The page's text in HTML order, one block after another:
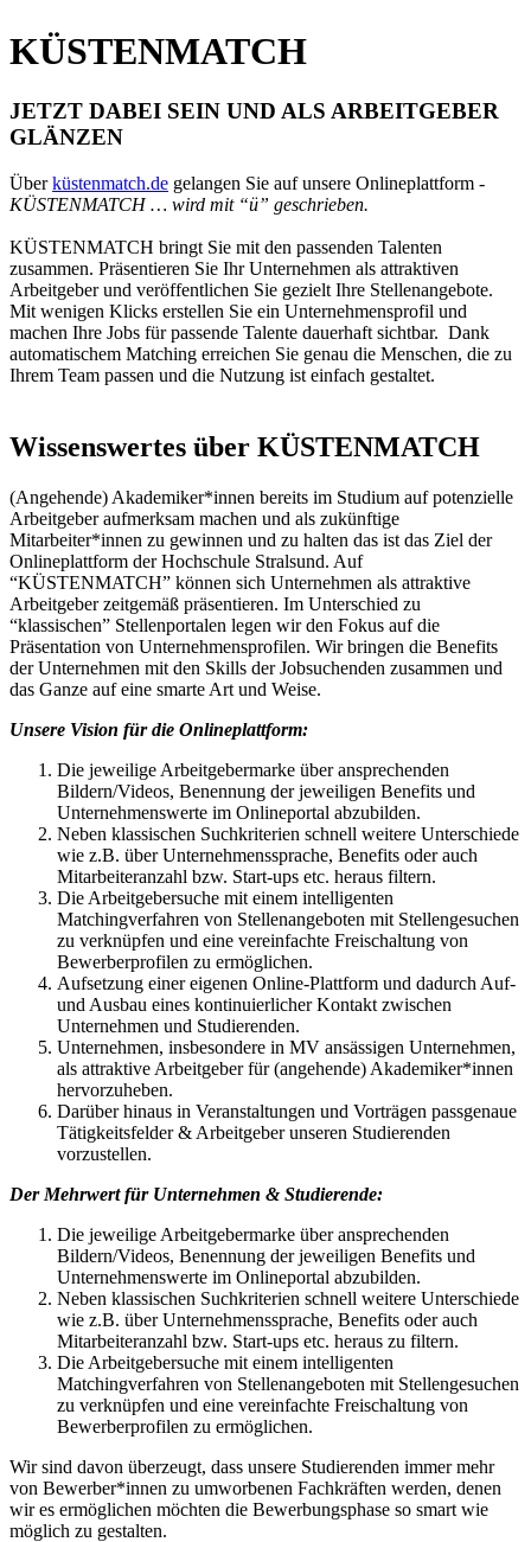
KÜS­TEN­MATCH
JETZT DABEI SEIN UND ALS AR­BEIT­GE­BER
GLÄN­ZEN
Überküstenmatch.de gelangen Sie auf unsere Onlineplattform -
KÜSTENMATCH … wird mit “ü” geschrieben.
KÜSTENMATCH bringt Sie mit den passenden Talenten
zusammen. Präsentieren Sie Ihr Unternehmen als attraktiven
Arbeitgeber und veröffentlichen Sie gezielt Ihre Stellenangebote.
Mit wenigen Klicks erstellen Sie ein Unternehmensprofil und
machen Ihre Jobs für passende Talente dauerhaft sichtbar. Dank
automatischem Matching erreichen Sie genau die Menschen, die zu
Ihrem Team passen und die Nutzung ist einfach gestaltet.
Wis­sens­wer­tes über KÜS­TEN­MATCH
(Angehende) Akademiker*innen bereits im Studium auf potenzielle
Arbeitgeber aufmerksam machen und als zukünftige
Mitarbeiter*innen zu gewinnen und zu halten das ist das Ziel der
Onlineplattform der Hochschule Stralsund. Auf
“KÜSTENMATCH” können sich Unternehmen als attraktive
Arbeitgeber zeitgemäß präsentieren. Im Unterschied zu
“klassischen” Stellenportalen legen wir den Fokus auf die
Präsentation von Unternehmensprofilen. Wir bringen die Benefits
der Unternehmen mit den Skills der Jobsuchenden zusammen und
das Ganze auf eine smarte Art und Weise.
Unsere Vision für die Onlineplattform:
Die jeweilige Arbeitgebermarke über ansprechenden
Bildern/Videos, Benennung der jeweiligen Benefits und
Unternehmenswerte im Onlineportal abzubilden.
Neben klassischen Suchkriterien schnell weitere Unterschiede
wie z.B. über Unternehmenssprache, Benefits oder auch
Mitarbeiteranzahl bzw. Start-ups etc. heraus filtern.
Die Arbeitgebersuche mit einem intelligenten
Matchingverfahren von Stellenangeboten mit Stellengesuchen
zu verknüpfen und eine vereinfachte Freischaltung von
Bewerberprofilen zu ermöglichen.
Aufsetzung einer eigenen Online-Plattform und dadurch Auf-
und Ausbau eines kontinuierlicher Kontakt zwischen
Unternehmen und Studierenden.
Unternehmen, insbesondere in MV ansässigen Unternehmen,
als attraktive Arbeitgeber für (angehende) Akademiker*innen
hervorzuheben.
Darüber hinaus in Veranstaltungen und Vorträgen passgenaue
Tätigkeitsfelder & Arbeitgeber unseren Studierenden
vorzustellen.
Der Mehrwert für Unternehmen & Studierende:
Die jeweilige Arbeitgebermarke über ansprechenden
Bildern/Videos, Benennung der jeweiligen Benefits und
Unternehmenswerte im Onlineportal abzubilden.
Neben klassischen Suchkriterien schnell weitere Unterschiede
wie z.B. über Unternehmenssprache, Benefits oder auch
Mitarbeiteranzahl bzw. Start-ups etc. heraus zu filtern.
Die Arbeitgebersuche mit einem intelligenten
Matchingverfahren von Stellenangeboten mit Stellengesuchen
zu verknüpfen und eine vereinfachte Freischaltung von
Bewerberprofilen zu ermöglichen.
Wir sind davon überzeugt, dass unsere Studierenden immer mehr
von Bewerber*innen zu umworbenen Fachkräften werden, denen
wir es ermöglichen möchten die Bewerbungsphase so smart wie
möglich zu gestalten.